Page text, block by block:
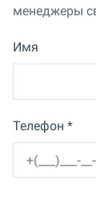
менеджеры
Имя
Телефон *